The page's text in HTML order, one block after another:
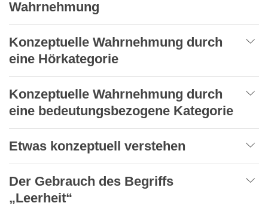
Wahrnehmung
Konzeptuelle Wahrnehmung durch
eine Hörkategorie
Konzeptuelle Wahrnehmung durch
eine bedeutungsbezogene Kategorie
Etwas konzeptuell verstehen
Der Gebrauch des Begriffs
„Leerheit“